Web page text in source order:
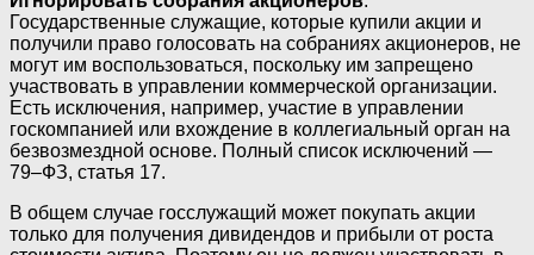
Государственные служащие, которые купили акции и
получили право голосовать на собраниях акционеров, не
могут им воспользоваться, поскольку им запрещено
участвовать в управлении коммерческой организации.
Есть исключения, например, участие в управлении
госкомпанией или вхождение в коллегиальный орган на
безвозмездной основе. Полный список исключений —
79–ФЗ, статья 17.
В общем случае госслужащий может покупать акции
только для получения дивидендов и прибыли от роста